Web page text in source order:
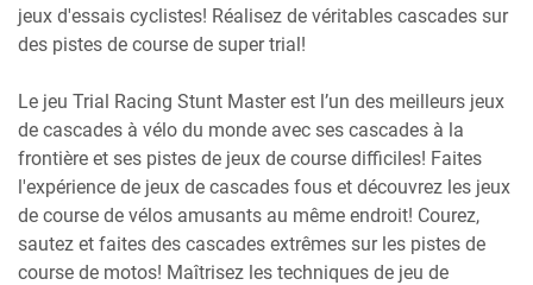
jeux d'essais cyclistes! Réalisez de véritables cascades sur
des pistes de course de super trial!
Le jeu Trial Racing Stunt Master est l’un des meilleurs jeux
de cascades à vélo du monde avec ses cascades à la
frontière et ses pistes de jeux de course difficiles! Faites
l'expérience de jeux de cascades fous et découvrez les jeux
de course de vélos amusants au même endroit! Courez,
sautez et faites des cascades extrêmes sur les pistes de
course de motos! Maîtrisez les techniques de jeu de